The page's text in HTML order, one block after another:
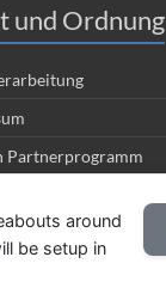
und Ordnung
Partnerprogramm
around
be setup in